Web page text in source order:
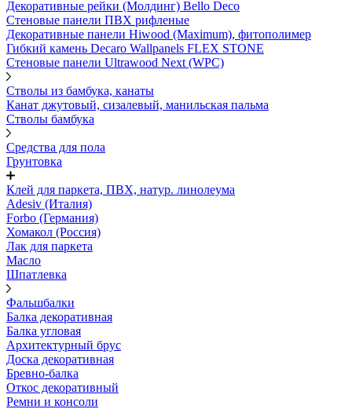
Декоративные рейки (Молдинг) Bello Deco
Стеновые панели ПВХ рифленые
Декоративные панели Hiwood (Maximum), фитополимер
Гибкий камень Decaro Wallpanels FLEX STONE
Стеновые панели Ultrawood Next (WPC)
Стволы из бамбука, канаты
Канат джутовый, сизалевый, манильская пальма
Стволы бамбука
Средства для пола
Грунтовка
Клей для паркета, ПВХ, натур. линолеума
Adesiv (Италия)
Forbo (Германия)
Хомакол (Россия)
Лак для паркета
Масло
Шпатлевка
Фальшбалки
Балка декоративная
Балка угловая
Архитектурный брус
Доска декоративная
Бревно-балка
Откос декоративный
Ремни и консоли